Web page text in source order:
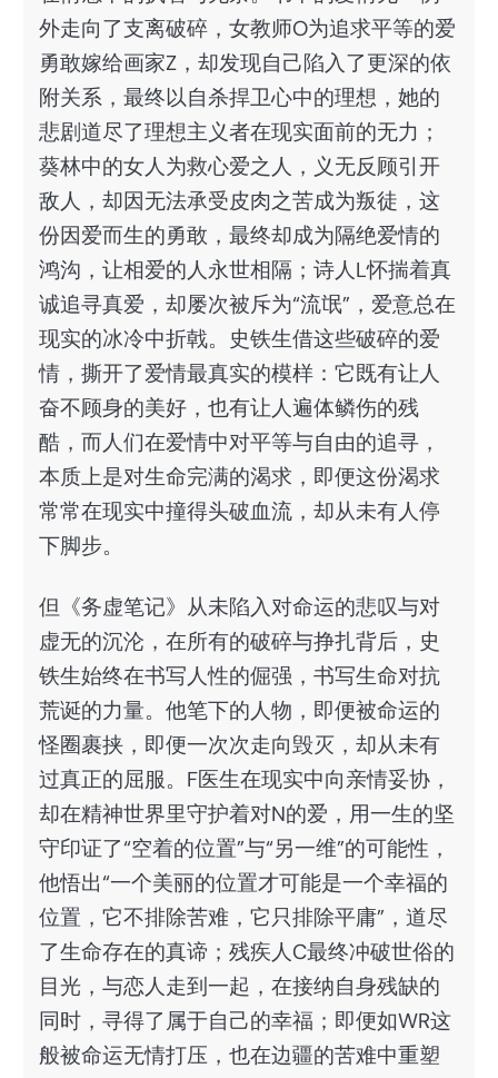
外走向了支离破碎，女教师O为追求平等的爱
勇敢嫁给画家Z，却发现自己陷入了更深的依
附关系，最终以自杀捍卫心中的理想，她的
悲剧道尽了理想主义者在现实面前的无力；
葵林中的女人为救心爱之人，义无反顾引开
敌人，却因无法承受皮肉之苦成为叛徒，这
份因爱而生的勇敢，最终却成为隔绝爱情的
鸿沟，让相爱的人永世相隔；诗人L怀揣着真
诚追寻真爱，却屡次被斥为“流氓”，爱意总在
现实的冰冷中折戟。史铁生借这些破碎的爱
情，撕开了爱情最真实的模样：它既有让人
奋不顾身的美好，也有让人遍体鳞伤的残
酷，而人们在爱情中对平等与自由的追寻，
本质上是对生命完满的渴求，即便这份渴求
常常在现实中撞得头破血流，却从未有人停
下脚步。
但《务虚笔记》从未陷入对命运的悲叹与对
虚无的沉沦，在所有的破碎与挣扎背后，史
铁生始终在书写人性的倔强，书写生命对抗
荒诞的力量。他笔下的人物，即便被命运的
怪圈裹挟，即便一次次走向毁灭，却从未有
过真正的屈服。F医生在现实中向亲情妥协，
却在精神世界里守护着对N的爱，用一生的坚
守印证了“空着的位置”与“另一维”的可能性，
他悟出“一个美丽的位置才可能是一个幸福的
位置，它不排除苦难，它只排除平庸”，道尽
了生命存在的真谛；残疾人C最终冲破世俗的
目光，与恋人走到一起，在接纳自身残缺的
同时，寻得了属于自己的幸福；即便如WR这
般被命运无情打压，也在边疆的苦难中重塑